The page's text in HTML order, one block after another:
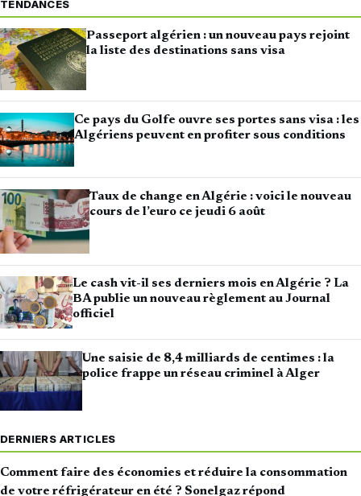
TENDANCES
Passeport algérien : un nouveau pays rejoint
la liste des destinations sans visa
Ce pays du Golfe ouvre ses portes sans visa : les
Algériens peuvent en profiter sous conditions
Taux de change en Algérie : voici le nouveau
cours de l’euro ce jeudi 6 août
Le cash vit-il ses derniers mois en Algérie ? La
BA publie un nouveau règlement au Journal
officiel
Une saisie de 8,4 milliards de centimes : la
police frappe un réseau criminel à Alger
DERNIERS ARTICLES
Comment faire des économies et réduire la consommation
de votre réfrigérateur en été ? Sonelgaz répond